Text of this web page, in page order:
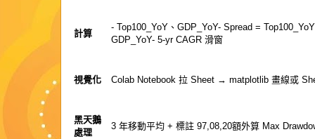
計算
- Top100_YoY 、 GDP_YoY- Spread =
GDP_YoY- 5-yr CAGR 滑窗
視覺化 Colab Notebook 拉 Sheet → matplotlib 畫線或
黑天鵝
處理
3 年移動平均 + 標註 97,08,20額外算 Max